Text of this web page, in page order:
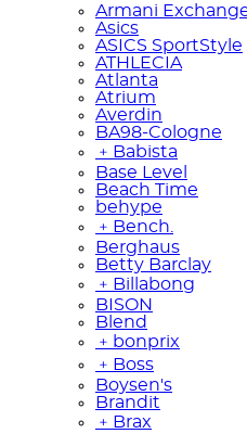
Armani
Asics
ASICS SportStyle
ATHLECIA
Atlanta
Atrium
Averdin
BA98-Cologne
﹢ Babista
Base Level
Beach Time
behype
﹢ Bench.
Berghaus
Betty Barclay
﹢ Billabong
BISON
Blend
﹢ bonprix
﹢ Boss
Boysen's
Brandit
﹢ Brax